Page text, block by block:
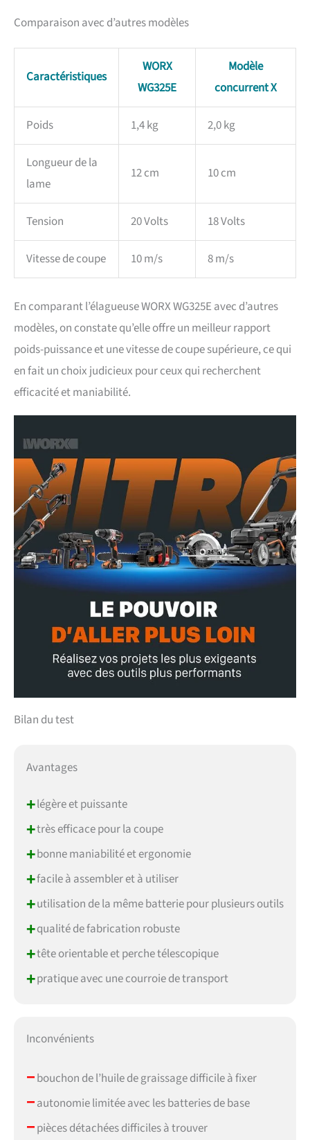
Comparaison avec d’autres modèles
Caractéristiques
WORX
WG325E
Modèle
concurrent X
Poids 1,4 kg 2,0 kg
Longueur de la
lame
12 cm 10 cm
Tension 20 Volts 18 Volts
Vitesse de coupe 10 m/s 8 m/s
En comparant l’élagueuse WORX WG325E avec d’autres
modèles, on constate qu’elle offre un meilleur rapport
poids-puissance et une vitesse de coupe supérieure, ce qui
en fait un choix judicieux pour ceux qui recherchent
efficacité et maniabilité.
Bilan du test
Avantages
+légère et puissante
+très efficace pour la coupe
+bonne maniabilité et ergonomie
+facile à assembler et à utiliser
+utilisation de la même batterie pour plusieurs outils
+qualité de fabrication robuste
+tête orientable et perche télescopique
+pratique avec une courroie de transport
Inconvénients
–bouchon de l’huile de graissage difficile à fixer
–autonomie limitée avec les batteries de base
–pièces détachées difficiles à trouver